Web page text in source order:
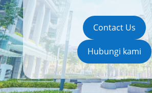
Contact Us
Hubungi kami